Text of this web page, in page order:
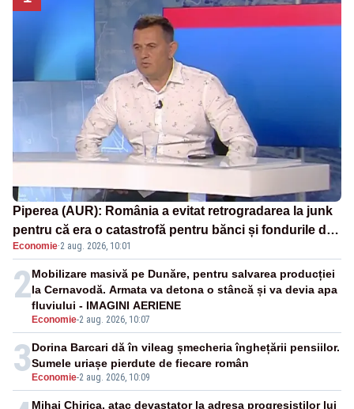
Piperea (AUR): România a evitat retrogradarea la junk
pentru că era o catastrofă pentru bănci și fondurile de
pensii
Economie·2 aug. 2026, 10:01
2
Economie-2 aug. 2026, 10:07
Mobilizare masivă pe Dunăre, pentru salvarea producției
la Cernavodă. Armata va detona o stâncă și va devia apa
fluviului - IMAGINI AERIENE
3 Economie-2 aug. 2026, 10:09
Dorina Barcari dă în vileag șmecheria înghețării pensiilor.
Sumele uriașe pierdute de fiecare român
Mihai Chirica, atac devastator la adresa progresiștilor lui